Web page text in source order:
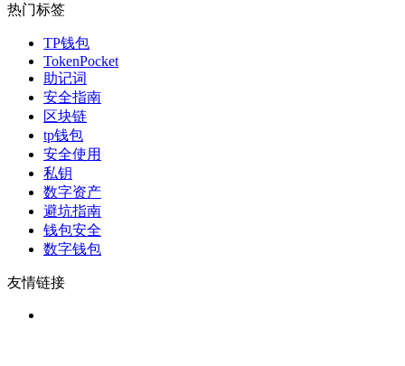
热门标签
TP钱包
TokenPocket
助记词
安全指南
区块链
tp钱包
安全使用
私钥
数字资产
避坑指南
钱包安全
数字钱包
友情链接